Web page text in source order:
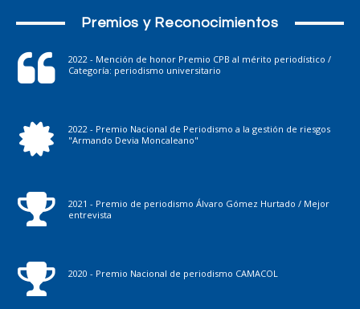
Premios y Reconocimientos
2022 - Mención de honor Premio CPB al mérito periodístico /
Categoría: periodismo universitario
2022 - Premio Nacional de Periodismo a la gestión de riesgos
"Armando Devia Moncaleano"
2021 - Premio de periodismo Álvaro Gómez Hurtado / Mejor
entrevista
2020 - Premio Nacional de periodismo CAMACOL